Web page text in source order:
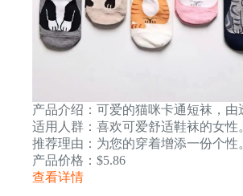
产品介绍：可爱的猫咪卡通短袜，由
适用人群：喜欢可爱舒适鞋袜的女性
推荐理由：为您的穿着增添一份个性
产品价格：$5.86
查看详情